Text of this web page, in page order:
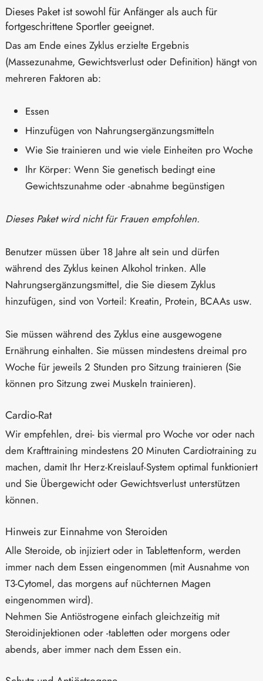
Dieses Paket ist sowohl für Anfänger als auch für
fortgeschrittene Sportler geeignet.
Das am Ende eines Zyklus erzielte Ergebnis
(Massezunahme, Gewichtsverlust oder Definition) hängt von
mehreren Faktoren ab:
Essen
Hinzufügen von Nahrungsergänzungsmitteln
Wie Sie trainieren und wie viele Einheiten pro Woche
Ihr Körper: Wenn Sie genetisch bedingt eine
Gewichtszunahme oder -abnahme begünstigen
Dieses Paket wird nicht für Frauen empfohlen.
Benutzer müssen über 18 Jahre alt sein und dürfen
während des Zyklus keinen Alkohol trinken. Alle
Nahrungsergänzungsmittel, die Sie diesem Zyklus
hinzufügen, sind von Vorteil: Kreatin, Protein, BCAAs usw.
Sie müssen während des Zyklus eine ausgewogene
Ernährung einhalten. Sie müssen mindestens dreimal pro
Woche für jeweils 2 Stunden pro Sitzung trainieren (Sie
können pro Sitzung zwei Muskeln trainieren).
Cardio-Rat
Wir empfehlen, drei- bis viermal pro Woche vor oder nach
dem Krafttraining mindestens 20 Minuten Cardiotraining zu
machen, damit Ihr Herz-Kreislauf-System optimal funktioniert
und Sie Übergewicht oder Gewichtsverlust unterstützen
können.
Hinweis zur Einnahme von Steroiden
Alle Steroide, ob injiziert oder in Tablettenform, werden
immer nach dem Essen eingenommen (mit Ausnahme von
T3-Cytomel, das morgens auf nüchternen Magen
eingenommen wird).
Nehmen Sie Antiöstrogene einfach gleichzeitig mit
Steroidinjektionen oder -tabletten oder morgens oder
abends, aber immer nach dem Essen ein.